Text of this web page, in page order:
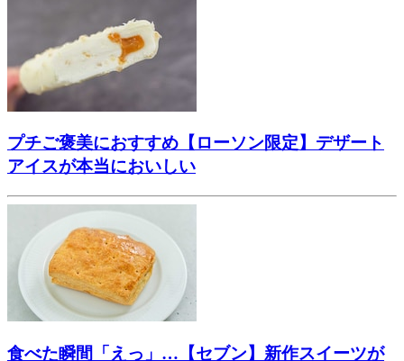
プチご褒美におすすめ【ローソン限定】デザート
アイスが本当においしい
食べた瞬間「えっ」…【セブン】新作スイーツが